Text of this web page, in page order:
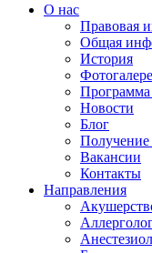
О нас
Правовая
Общая
История
Программа
Новости
Блог
Получение
Вакансии
Контакты
Направления